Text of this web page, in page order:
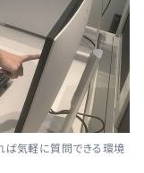
ば気軽に質問できる環境